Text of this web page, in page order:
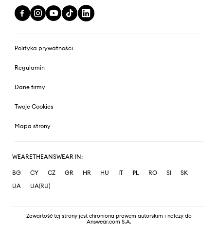
Polityka prywatności
Regulamin
Dane firmy
Twoje Cookies
Mapa strony
WEARETHEANSWEAR IN:
BG CY CZ GR HR HU IT PL RO SI
SK
UA
UA(RU)
Zawartość tej strony jest chroniona prawem autorskim i należy do
Answear.com S.A.